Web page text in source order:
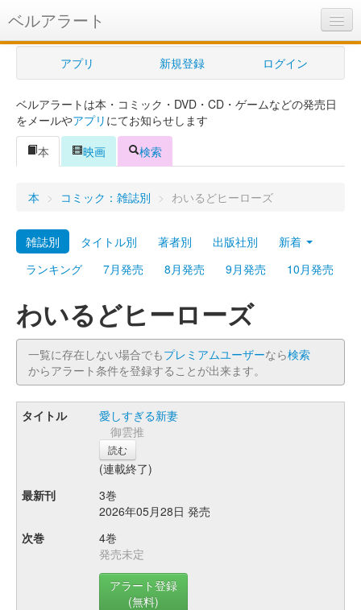
ベルアラート
ベルアラートとは
ヘルプ
新規登録
ログイン
Myシェルフ
プレミアム
アプリ 新規登録 ログイン
ベルアラートは本・コミック・DVD・CD・ゲームなどの発売日
をメールやアプリ にてお知らせします
本
映画 検索
本 > コミック：雑誌別 > わいるどヒーローズ
雑誌別 タイトル別 著者別 出版社別
新着
ランキング
7月発売 8月発売 9月発売 10月発売
わいるどヒーローズ
一覧に存在しない場合でもプレミアムユーザーなら検索
からアラート条件を登録することが出来ます。
愛しすぎる新妻
御雲推
読む
(連載終了)
3巻
2026年05月28日 発売
4巻
発売未定
アラート登録
(無料)